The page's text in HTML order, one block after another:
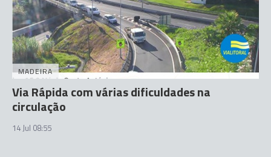
MADEIRA
Via Rápida com várias dificuldades na
circulação
14 Jul 08:55